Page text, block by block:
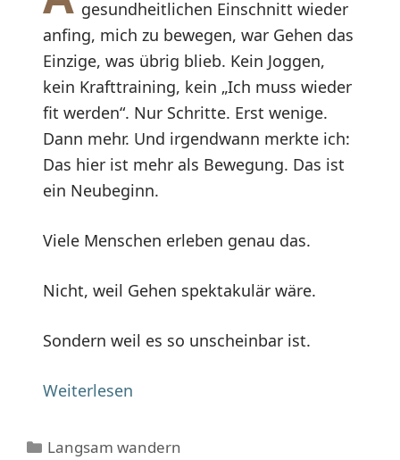
gesundheitlichen Einschnitt wieder
anfing, mich zu bewegen, war Gehen das
Einzige, was übrig blieb. Kein Joggen,
kein Krafttraining, kein „Ich muss wieder
fit werden“. Nur Schritte. Erst wenige.
Dann mehr. Und irgendwann merkte ich:
Das hier ist mehr als Bewegung. Das ist
ein Neubeginn.
Viele Menschen erleben genau das.
Nicht, weil Gehen spektakulär wäre.
Sondern weil es so unscheinbar ist.
Weiterlesen
Kategorien
Langsam wandern